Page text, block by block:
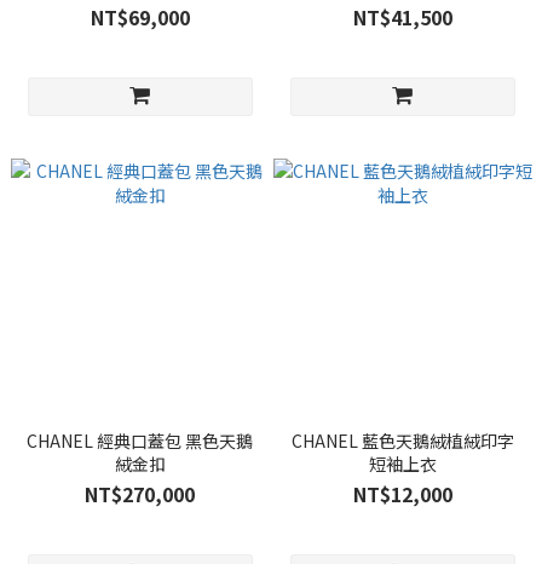
NT$69,000 NT$41,500
CHANEL 經典口蓋包 黑色天鵝
絨金扣
NT$270,000
CHANEL 藍色天鵝絨植絨印字
短袖上衣
NT$12,000